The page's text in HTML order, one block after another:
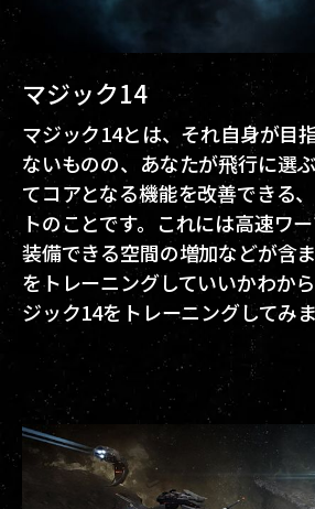
マジック14
マジック14とは、それ自身が目
ないものの、あなたが飛行に選
てコアとなる機能を改善できる
トのことです。これには高速ワ
装備できる空間の増加などが含
をトレーニングしていいかわか
ジック14をトレーニングしてみま